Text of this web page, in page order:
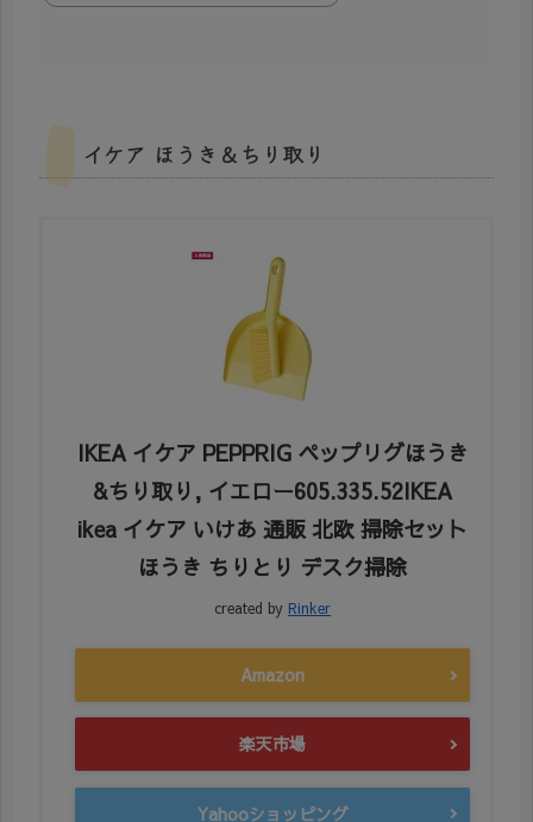
イケア ほうき＆ちり取り
IKEA イケア PEPPRIG ペップリグほうき
&ちり取り, イエロー605.335.52IKEA
ikea イケア いけあ 通販 北欧 掃除セット
ほうき ちりとり デスク掃除
created by Rinker
Amazon
楽天市場
Yahooショッピング